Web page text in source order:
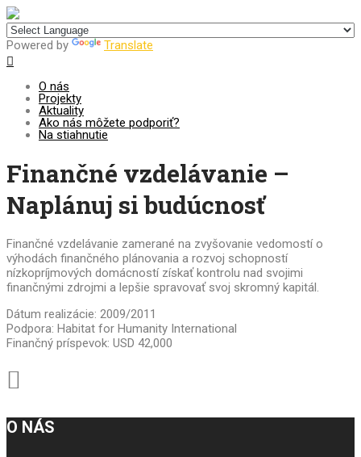
Powered by Translate
O nás
Projekty
Aktuality
Ako nás môžete podporiť?
Na stiahnutie
Finančné vzdelávanie –
Naplánuj si budúcnosť
Finančné vzdelávanie zamerané na zvyšovanie vedomostí o
výhodách finančného plánovania a rozvoj schopností
nízkopríjmových domácností získať kontrolu nad svojimi
finančnými zdrojmi a lepšie spravovať svoj skromný kapitál.
Dátum realizácie: 2009/2011
Podpora: Habitat for Humanity International
Finančný príspevok: USD 42,000
O NÁS